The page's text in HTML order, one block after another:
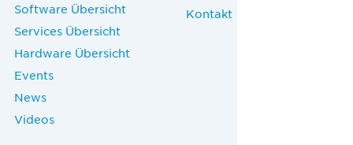
Software Übersicht
Services Übersicht
Hardware Übersicht
Events
News
Videos
Kontakt